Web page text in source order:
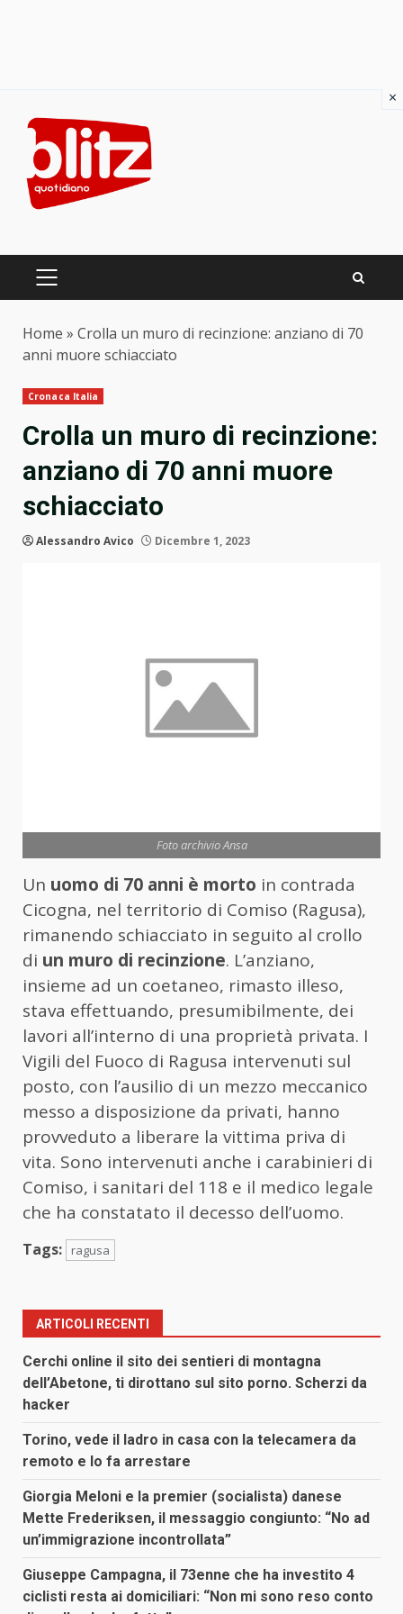
content
PRIMARY
Home » Crolla un muro di recinzione: anziano di 70
anni muore schiacciato
Cronaca Italia
Crolla un muro di recinzione:
anziano di 70 anni muore
schiacciato
Alessandro Avico Dicembre 1, 2023
Foto archivio Ansa
Un uomo di 70 anni è morto in contrada
Cicogna, nel territorio di Comiso (Ragusa),
rimanendo schiacciato in seguito al crollo
di un muro di recinzione. L’anziano,
insieme ad un coetaneo, rimasto illeso,
stava effettuando, presumibilmente, dei
lavori all’interno di una proprietà privata. I
Vigili del Fuoco di Ragusa intervenuti sul
posto, con l’ausilio di un mezzo meccanico
messo a disposizione da privati, hanno
provveduto a liberare la vittima priva di
vita. Sono intervenuti anche i carabinieri di
Comiso, i sanitari del 118 e il medico legale
che ha constatato il decesso dell’uomo.
Tags: ragusa
ARTICOLI RECENTI
Cerchi online il sito dei sentieri di montagna
dell’Abetone, ti dirottano sul sito porno. Scherzi da
hacker
Torino, vede il ladro in casa con la telecamera da
remoto e lo fa arrestare
Giorgia Meloni e la premier (socialista) danese
Mette Frederiksen, il messaggio congiunto: “No ad
un’immigrazione incontrollata”
Giuseppe Campagna, il 73enne che ha investito 4
ciclisti resta ai domiciliari: “Non mi sono reso conto
×